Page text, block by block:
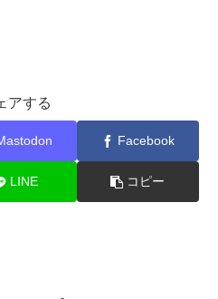
アする
Facebook
LINE コピー